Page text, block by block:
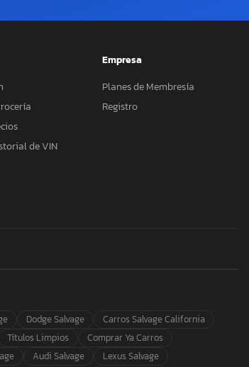
de VIN
Empresa
Planes de Membresía
Registro
Dodge Salvage
Carros Salvage California
Títulos Limpios
Comprar Ya Carros
Audi Salvage Lexus Salvage